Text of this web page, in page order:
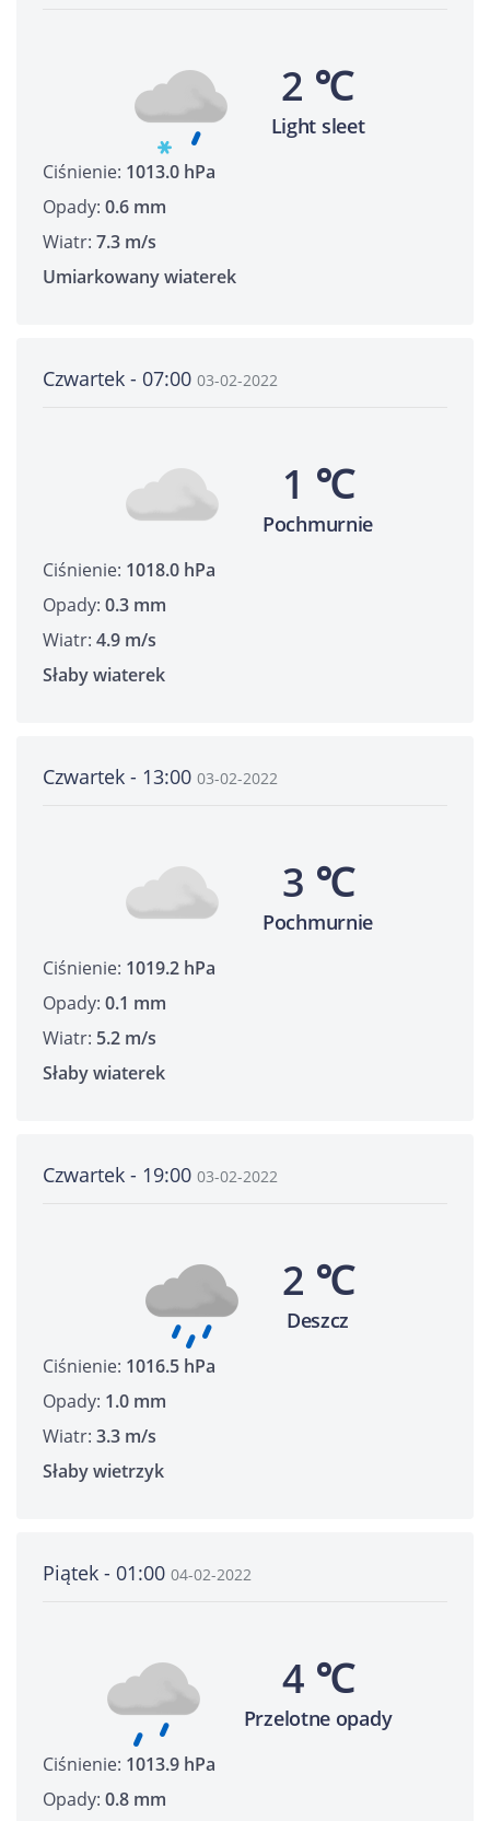
2 ℃
Light sleet
Ciśnienie: 1013.0 hPa
Opady: 0.6 mm
Wiatr: 7.3 m/s
Umiarkowany wiaterek
Czwartek - 07:00 03-02-2022
1 ℃
Pochmurnie
Ciśnienie: 1018.0 hPa
Opady: 0.3 mm
Wiatr: 4.9 m/s
Słaby wiaterek
Czwartek - 13:00 03-02-2022
3 ℃
Pochmurnie
Ciśnienie: 1019.2 hPa
Opady: 0.1 mm
Wiatr: 5.2 m/s
Słaby wiaterek
Czwartek - 19:00 03-02-2022
2 ℃
Deszcz
Ciśnienie: 1016.5 hPa
Opady: 1.0 mm
Wiatr: 3.3 m/s
Słaby wietrzyk
Piątek - 01:00 04-02-2022
4 ℃
Przelotne opady
Ciśnienie: 1013.9 hPa
Opady: 0.8 mm